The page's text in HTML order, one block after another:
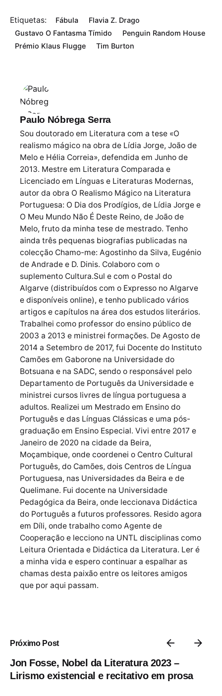
Etiquetas: Fábula
Flavia Z. Drago
Gustavo O Fantasma Tímido
Penguin Random House
Prémio Klaus Flugge
Tim Burton
Paulo Nóbrega Serra
Sou doutorado em Literatura com a tese «O
realismo mágico na obra de Lídia Jorge, João de
Melo e Hélia Correia», defendida em Junho de
2013. Mestre em Literatura Comparada e
Licenciado em Línguas e Literaturas Modernas,
autor da obra O Realismo Mágico na Literatura
Portuguesa: O Dia dos Prodígios, de Lídia Jorge e
O Meu Mundo Não É Deste Reino, de João de
Melo, fruto da minha tese de mestrado. Tenho
ainda três pequenas biografias publicadas na
colecção Chamo-me: Agostinho da Silva, Eugénio
de Andrade e D. Dinis. Colaboro com o
suplemento Cultura.Sul e com o Postal do
Algarve (distribuídos com o Expresso no Algarve
e disponíveis online), e tenho publicado vários
artigos e capítulos na área dos estudos literários.
Trabalhei como professor do ensino público de
2003 a 2013 e ministrei formações. De Agosto de
2014 a Setembro de 2017, fui Docente do Instituto
Camões em Gaborone na Universidade do
Botsuana e na SADC, sendo o responsável pelo
Departamento de Português da Universidade e
ministrei cursos livres de língua portuguesa a
adultos. Realizei um Mestrado em Ensino do
Português e das Línguas Clássicas e uma pós-
graduação em Ensino Especial. Vivi entre 2017 e
Janeiro de 2020 na cidade da Beira,
Moçambique, onde coordenei o Centro Cultural
Português, do Camões, dois Centros de Língua
Portuguesa, nas Universidades da Beira e de
Quelimane. Fui docente na Universidade
Pedagógica da Beira, onde leccionava Didáctica
do Português a futuros professores. Resido agora
em Díli, onde trabalho como Agente de
Cooperação e lecciono na UNTL disciplinas como
Leitura Orientada e Didáctica da Literatura. Ler é
a minha vida e espero continuar a espalhar as
chamas desta paixão entre os leitores amigos
que por aqui passam.
Próximo Post
Jon Fosse, Nobel da Literatura 2023 –
Lirismo existencial e recitativo em prosa